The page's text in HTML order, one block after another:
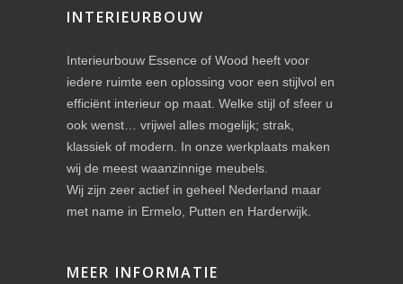
INTERIEURBOUW
Interieurbouw Essence of Wood heeft voor
iedere ruimte een oplossing voor een stijlvol en
efficiënt interieur op maat. Welke stijl of sfeer u
ook wenst… vrijwel alles mogelijk; strak,
klassiek of modern. In onze werkplaats maken
wij de meest waanzinnige meubels.
Wij zijn zeer actief in geheel Nederland maar
met name in Ermelo, Putten en Harderwijk.
MEER INFORMATIE